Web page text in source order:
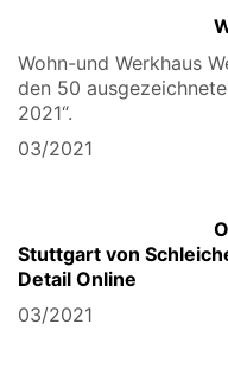
Wohn-und Werkhaus
den 50
2021“.
03/2021
Stuttgart von
Detail Online
03/2021